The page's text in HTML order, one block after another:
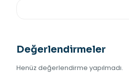
Değerlendirmeler
Henüz değerlendirme yapılmadı.